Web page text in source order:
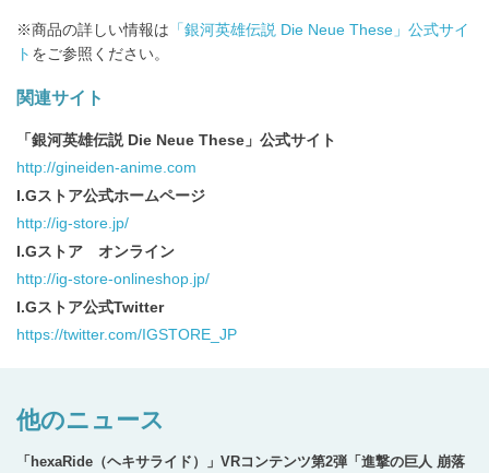
※商品の詳しい情報は 「銀河英雄伝説 Die Neue These」公式サイ
ト をご参照ください。
関連サイト
「銀河英雄伝説 Die Neue These」公式サイト
http://gineiden-anime.com
I.Gストア公式ホームページ
http://ig-store.jp/
I.Gストア オンライン
http://ig-store-onlineshop.jp/
I.Gストア公式Twitter
https://twitter.com/IGSTORE_JP
他のニュース
「hexaRide（ヘキサライド）」VRコンテンツ第2弾「進撃の巨人 崩落